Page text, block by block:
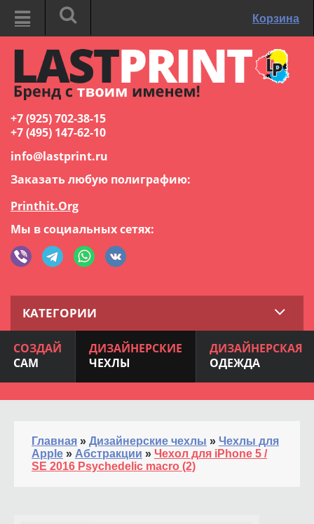
Корзина
+7 (925) 702-38-15
+7 (495) 147-62-10
info@lastprint.ru
Заказать любую полиграфию:
Printhit.Org
Мы в социальных сетях:
КАТЕГОРИИ
СОЗДАЙ
САМ
ДИЗАЙНЕРСКИЕ
ЧЕХЛЫ
ДИЗАЙНЕРСКАЯ
ОДЕЖДА
Главная » Дизайнерские чехлы » Чехлы для
Apple » Абстракции » Чехол для iPhone 5 /
SE 2016 Psychedelic macro (2)